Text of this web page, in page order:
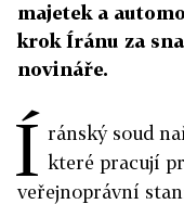
majetek a
krok Íránu za
novináře.
Í ránský soud
které pracují
veřejnoprávní